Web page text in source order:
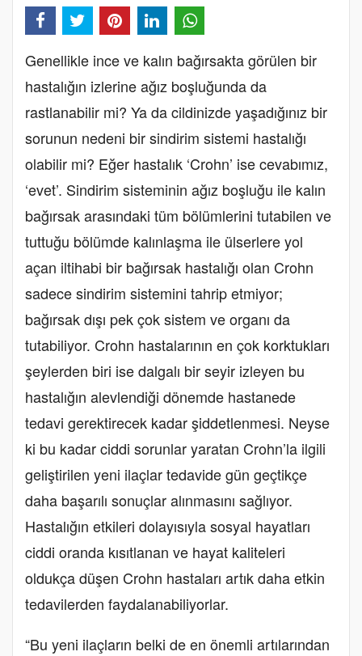
Genellikle ince ve kalın bağırsakta görülen bir
hastalığın izlerine ağız boşluğunda da
rastlanabilir mi? Ya da cildinizde yaşadığınız bir
sorunun nedeni bir sindirim sistemi hastalığı
olabilir mi? Eğer hastalık ‘Crohn’ ise cevabımız,
‘evet’. Sindirim sisteminin ağız boşluğu ile kalın
bağırsak arasındaki tüm bölümlerini tutabilen ve
tuttuğu bölümde kalınlaşma ile ülserlere yol
açan iltihabi bir bağırsak hastalığı olan Crohn
sadece sindirim sistemini tahrip etmiyor;
bağırsak dışı pek çok sistem ve organı da
tutabiliyor. Crohn hastalarının en çok korktukları
şeylerden biri ise dalgalı bir seyir izleyen bu
hastalığın alevlendiği dönemde hastanede
tedavi gerektirecek kadar şiddetlenmesi. Neyse
ki bu kadar ciddi sorunlar yaratan Crohn’la ilgili
geliştirilen yeni ilaçlar tedavide gün geçtikçe
daha başarılı sonuçlar alınmasını sağlıyor.
Hastalığın etkileri dolayısıyla sosyal hayatları
ciddi oranda kısıtlanan ve hayat kaliteleri
oldukça düşen Crohn hastaları artık daha etkin
tedavilerden faydalanabiliyorlar.
“Bu yeni ilaçların belki de en önemli artılarından